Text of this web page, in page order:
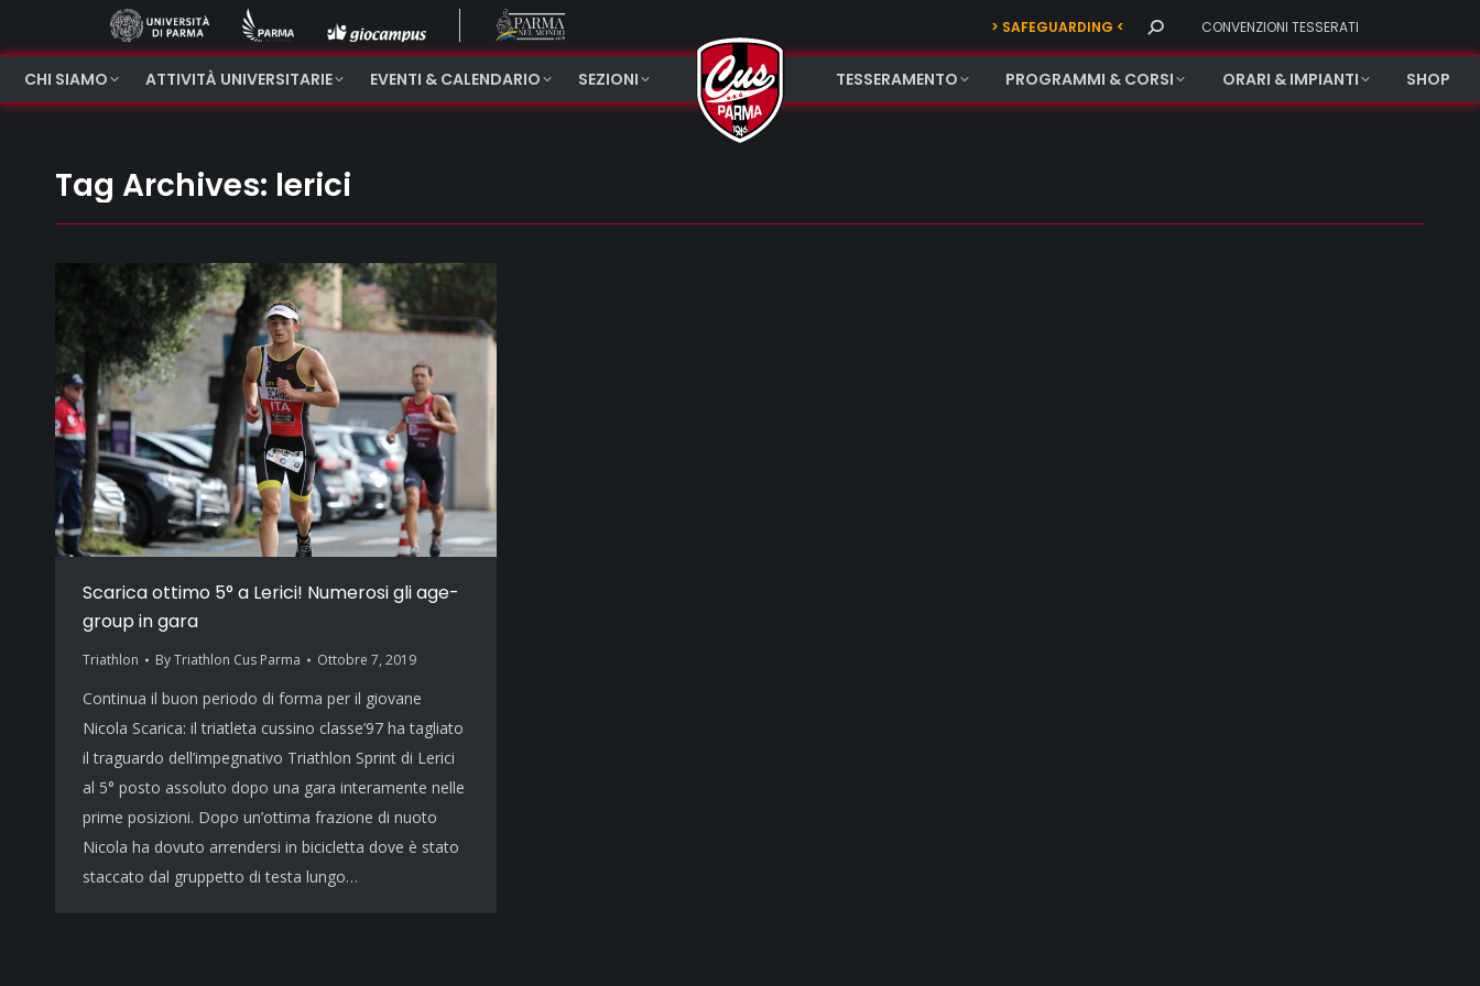
> SAFEGUARDING < Search: CONVENZIONI TESSERATI
CHI SIAMO ATTIVITÀ UNIVERSITARIE EVENTI & CALENDARIO SEZIONI TESSERAMENTO PROGRAMMI & CORSI ORARI & IMPIANTI SHOP
Tag Archives: lerici
Scarica ottimo 5° a Lerici! Numerosi gli age-
group in gara
Triathlon ByTriathlon Cus Parma Ottobre 7, 2019
Continua il buon periodo di forma per il giovane
Nicola Scarica: il triatleta cussino classe’97 ha tagliato
il traguardo dell’impegnativo Triathlon Sprint di Lerici
al 5° posto assoluto dopo una gara interamente nelle
prime posizioni. Dopo un’ottima frazione di nuoto
Nicola ha dovuto arrendersi in bicicletta dove è stato
staccato dal gruppetto di testa lungo…